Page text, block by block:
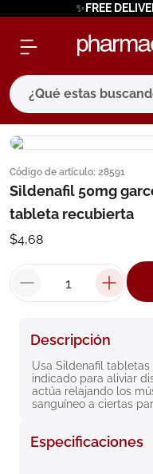
✨FREE
¿Qué estas buscando?
Código de artículo: 28591
Sildenafil 50mg
tableta recubierta
$4,68
Descripción
Usa Sildenafil
indicado para aliviar
actúa relajando los
sanguíneo a ciertas
Especificaciones
términos más
1. eucerin
3
cerave
7. isdin
8. roche posay
9. nivea